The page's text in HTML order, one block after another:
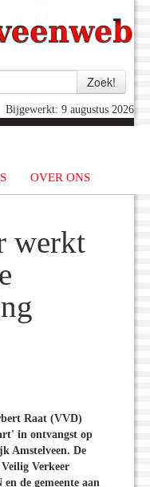
Bijgewerkt: 9 augustus 2026
OVER ONS
werkt
Raat (VVD)
in ontvangst op
Amstelveen. De
Verkeer
de gemeente aan